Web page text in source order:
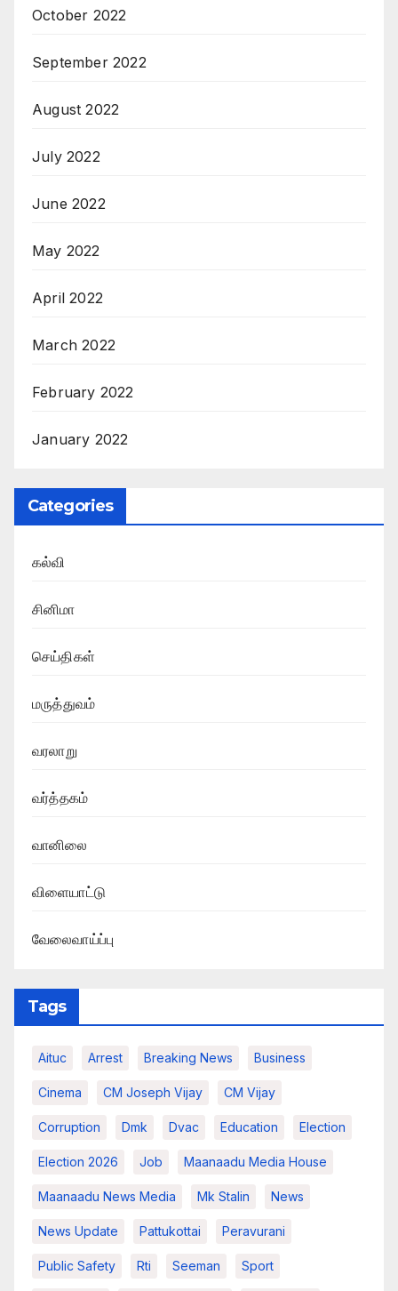
October 2022
September 2022
August 2022
July 2022
June 2022
May 2022
April 2022
March 2022
February 2022
January 2022
Categories
கல்வி
சினிமா
செய்திகள்
மருத்துவம்
வரலாறு
வர்த்தகம்
வானிலை
விளையாட்டு
வேலைவாய்ப்பு
Tags
Aituc Arrest Breaking News​ Business
Cinema CM Joseph Vijay CM Vijay
Corruption Dmk Dvac Education Election
Election 2026 Job Maanaadu Media House
Maanaadu News Media Mk Stalin News
News Update Pattukottai Peravurani
Public Safety Rti Seeman Sport